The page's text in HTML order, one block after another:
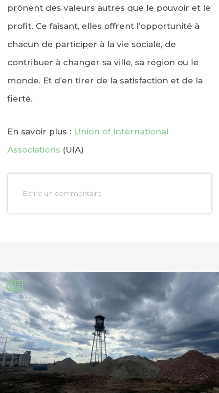
prônent des valeurs autres que le pouvoir et le
profit. Ce faisant, elles offrent l’opportunité à
chacun de participer à la vie sociale, de
contribuer à changer sa ville, sa région ou le
monde. Et d’en tirer de la satisfaction et de la
fierté.
En savoir plus : Union of International
Associations (UIA)
Ecrire un commentaire